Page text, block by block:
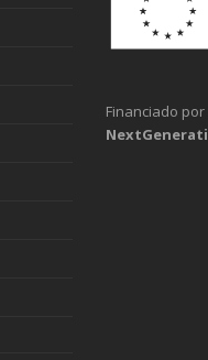
Financiado por